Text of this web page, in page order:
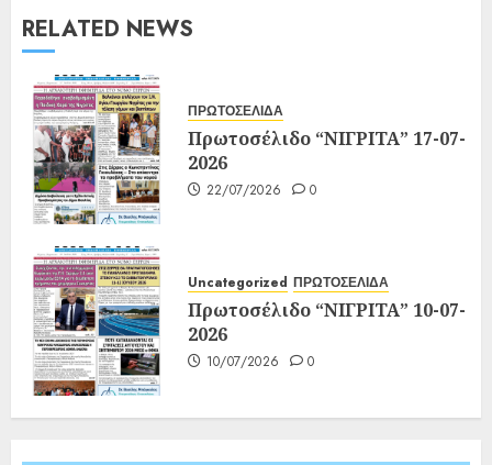
RELATED NEWS
ΠΡΩΤΟΣΕΛΙΔΑ
Πρωτοσέλιδο “ΝΙΓΡΙΤΑ” 17-07-
2026
22/07/2026 0
Uncategorized ΠΡΩΤΟΣΕΛΙΔΑ
Πρωτοσέλιδο “ΝΙΓΡΙΤΑ” 10-07-
2026
10/07/2026 0